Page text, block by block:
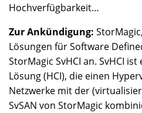
Hochverfügbarkeit…
Zur Ankündigung:
Lösungen für Software
StorMagic SvHCI an. SvHCI
Lösung (HCI), die einen
Netzwerke mit der
SvSAN von StorMagic